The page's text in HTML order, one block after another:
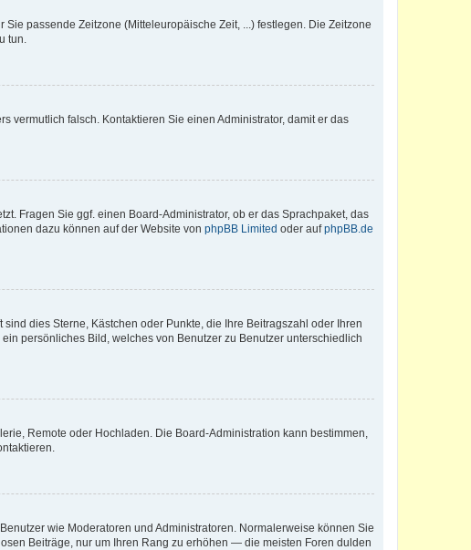
passende Zeitzone (Mitteleuropäische Zeit, ...) festlegen. Die Zeitzone
tun.
vermutlich falsch. Kontaktieren Sie einen Administrator, damit er das
Fragen Sie ggf. einen Board-Administrator, ob er das Sprachpaket, das
dazu können auf der Website von phpBB Limited oder aufphpBB.de
dies Sterne, Kästchen oder Punkte, die Ihre Beitragszahl oder Ihren
persönliches Bild, welches von Benutzer zu Benutzer unterschiedlich
Remote oder Hochladen. Die Board-Administration kann bestimmen,
wie Moderatoren und Administratoren. Normalerweise können Sie
Beiträge, nur um Ihren Rang zu erhöhen — die meisten Foren dulden